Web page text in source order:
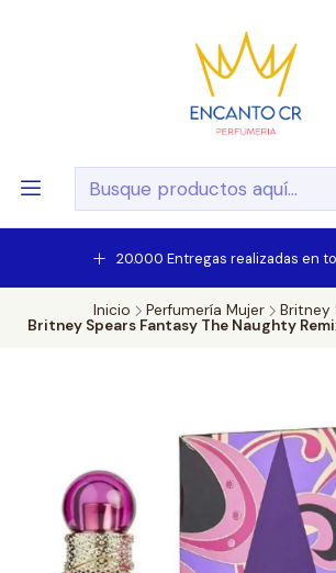
20.000 Entregas realizadas en
Inicio Perfumería Mujer
Britney
Britney Spears Fantasy The Naughty